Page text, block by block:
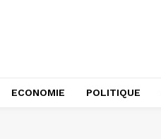
ECONOMIE POLITIQUE